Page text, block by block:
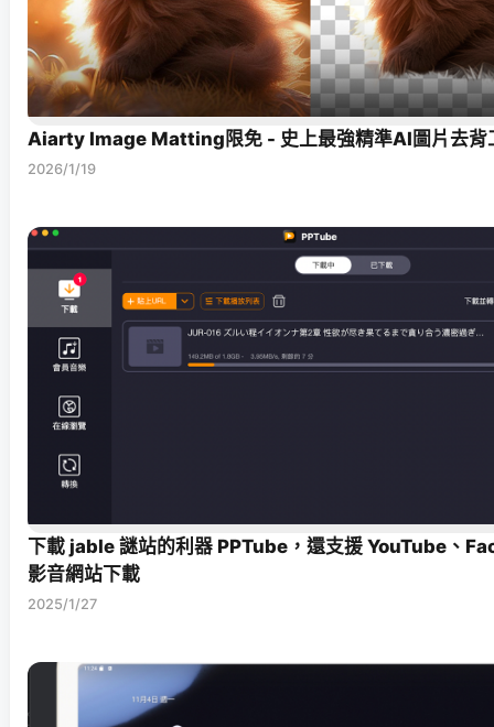
Aiarty Image Matting限免 - 史上最強精準AI圖片去背
2026/1/19
下載 jable 謎站的利器 PPTube，還支援 YouTube、
影音網站下載
2025/1/27